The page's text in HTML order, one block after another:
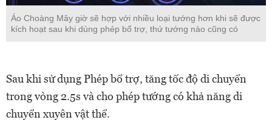
Áo Choàng Mây giờ sẽ hợp với nhiều loại tướng hơn khi sẽ được
kích hoạt sau khi dùng phép bổ trợ, thứ tướng nào cũng có
Sau khi sử dụng Phép bổ trợ, tăng tốc độ di chuyển
trong vòng 2.5s và cho phép tướng có khả năng di
chuyển xuyên vật thể.